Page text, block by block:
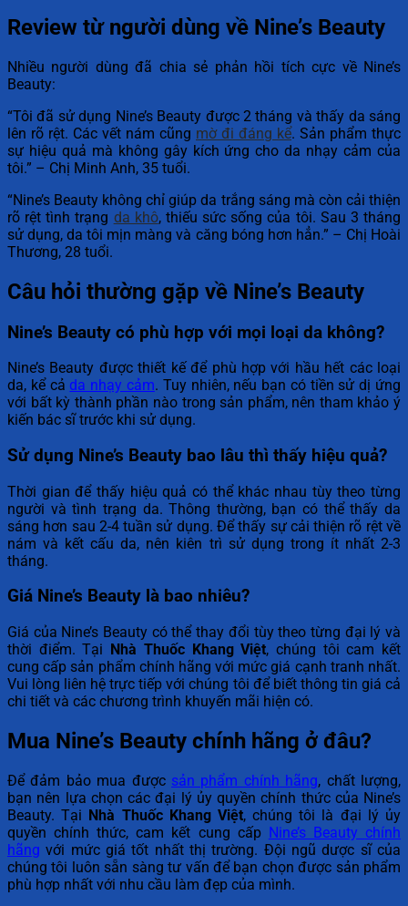
Review từ người dùng về Nine’s Beauty
Nhiều người dùng đã chia sẻ phản hồi tích cực về Nine’s
Beauty:
“Tôi đã sử dụng Nine’s Beauty được 2 tháng và thấy da sáng
lên rõ rệt. Các vết nám cũng mờ đi đáng kể. Sản phẩm thực
sự hiệu quả mà không gây kích ứng cho da nhạy cảm của
tôi.” – Chị Minh Anh, 35 tuổi.
“Nine’s Beauty không chỉ giúp da trắng sáng mà còn cải thiện
rõ rệt tình trạng da khô, thiếu sức sống của tôi. Sau 3 tháng
sử dụng, da tôi mịn màng và căng bóng hơn hẳn.” – Chị Hoài
Thương, 28 tuổi.
Câu hỏi thường gặp về Nine’s Beauty
Nine’s Beauty có phù hợp với mọi loại da không?
Nine’s Beauty được thiết kế để phù hợp với hầu hết các loại
da, kể cả da nhạy cảm. Tuy nhiên, nếu bạn có tiền sử dị ứng
với bất kỳ thành phần nào trong sản phẩm, nên tham khảo ý
kiến bác sĩ trước khi sử dụng.
Sử dụng Nine’s Beauty bao lâu thì thấy hiệu quả?
Thời gian để thấy hiệu quả có thể khác nhau tùy theo từng
người và tình trạng da. Thông thường, bạn có thể thấy da
sáng hơn sau 2-4 tuần sử dụng. Để thấy sự cải thiện rõ rệt về
nám và kết cấu da, nên kiên trì sử dụng trong ít nhất 2-3
tháng.
Giá Nine’s Beauty là bao nhiêu?
Giá của Nine’s Beauty có thể thay đổi tùy theo từng đại lý và
thời điểm. Tại Nhà Thuốc Khang Việt, chúng tôi cam kết
cung cấp sản phẩm chính hãng với mức giá cạnh tranh nhất.
Vui lòng liên hệ trực tiếp với chúng tôi để biết thông tin giá cả
chi tiết và các chương trình khuyến mãi hiện có.
Mua Nine’s Beauty chính hãng ở đâu?
Để đảm bảo mua được sản phẩm chính hãng, chất lượng,
bạn nên lựa chọn các đại lý ủy quyền chính thức của Nine’s
Beauty. Tại Nhà Thuốc Khang Việt, chúng tôi là đại lý ủy
quyền chính thức, cam kết cung cấp Nine’s Beauty chính
hãng với mức giá tốt nhất thị trường. Đội ngũ dược sĩ của
chúng tôi luôn sẵn sàng tư vấn để bạn chọn được sản phẩm
phù hợp nhất với nhu cầu làm đẹp của mình.